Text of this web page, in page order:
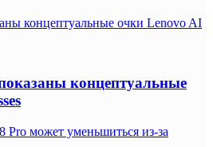
концептуальные очки Lenovo AI
концептуальные
Pro может уменьшиться из-за